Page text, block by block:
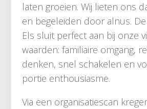
laten groeien. Wij lieten ons
en begeleiden door alnus.
Els sluit perfect aan bij onze
waarden: familiaire omgang,
denken, snel schakelen en
portie enthousiasme.
Via een organisatiescan